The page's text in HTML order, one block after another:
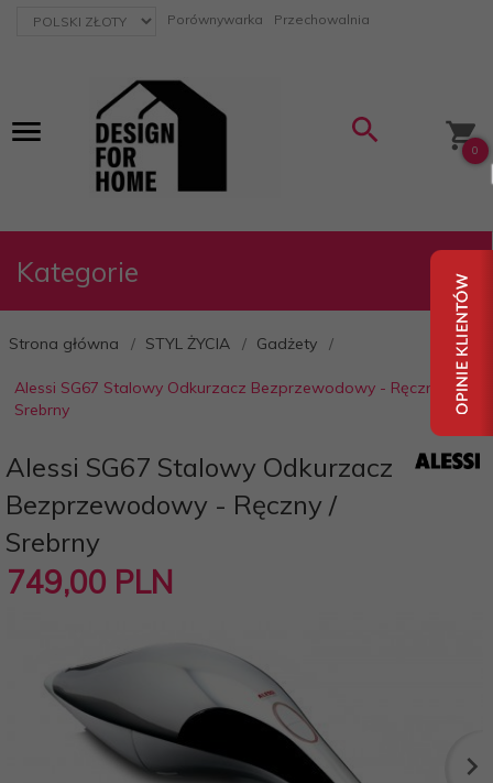
currency_h Porównywarka Przechowalnia
0
Kategorie
Strona główna STYL ŻYCIA Gadżety
Alessi SG67 Stalowy Odkurzacz Bezprzewodowy - Ręczny /
Srebrny
Alessi SG67 Stalowy Odkurzacz
Bezprzewodowy - Ręczny /
Srebrny
749,00 PLN